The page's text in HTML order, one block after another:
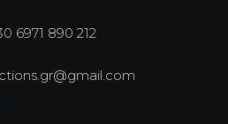
6971 890 212